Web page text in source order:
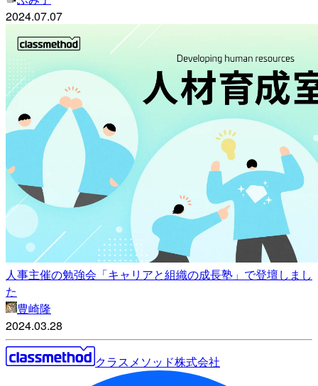
2024.07.07
人事主催の勉強会「キャリアと組織の成長塾」で登壇しまし
た
豊崎隆
2024.03.28
クラスメソッド株式会社